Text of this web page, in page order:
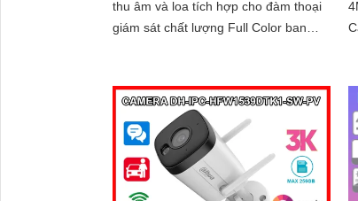
thu âm và loa tích hợp cho đàm thoại
giám sát chất lượng Full Color ban
công nghệ IP Wifi kết nối dễ dàng